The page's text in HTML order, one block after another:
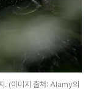
. (이미지 출처: Alamy의